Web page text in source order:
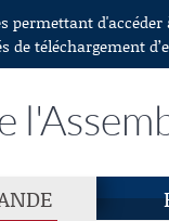
téléchargement